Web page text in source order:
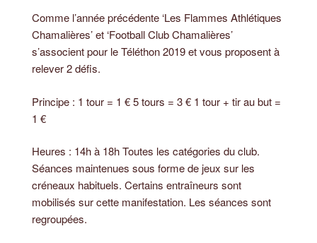
Comme l’année précédente ‘Les Flammes Athlétiques
Chamalières’ et ‘Football Club Chamalières’
s’associent pour le Téléthon 2019 et vous proposent à
relever 2 défis.
Principe : 1 tour = 1 € 5 tours = 3 € 1 tour + tir au but =
1 €
Heures : 14h à 18h Toutes les catégories du club.
Séances maintenues sous forme de jeux sur les
créneaux habituels. Certains entraîneurs sont
mobilisés sur cette manifestation. Les séances sont
regroupées.